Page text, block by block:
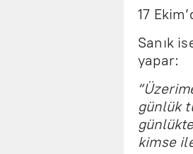
17
Sanık
yapar:
günlük
kimse